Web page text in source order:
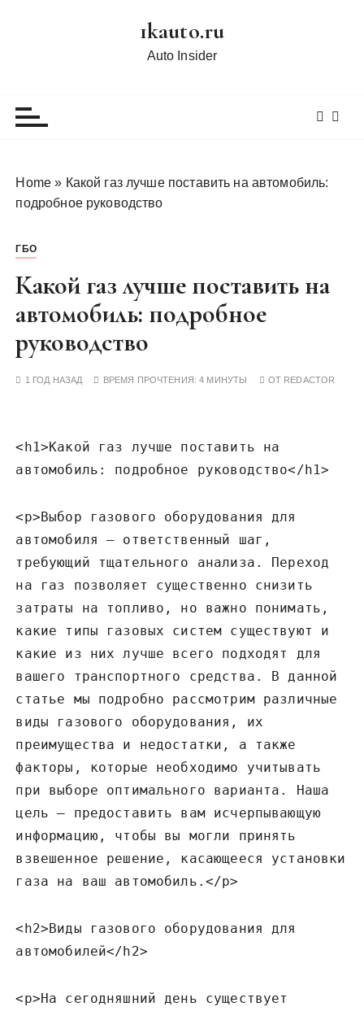
1kauto.ru
Auto Insider
Home » Какой газ лучше поставить на автомобиль:
подробное руководство
ГБО
Какой газ лучше поставить на
автомобиль: подробное
руководство
1 ГОД НАЗАД ВРЕМЯ ПРОЧТЕНИЯ:4 МИНУТЫ ОТ REDACTOR
<h1>Какой газ лучше поставить на
автомобиль: подробное руководство</h1>
<p>Выбор газового оборудования для
автомобиля – ответственный шаг‚
требующий тщательного анализа. Переход
на газ позволяет существенно снизить
затраты на топливо‚ но важно понимать‚
какие типы газовых систем существуют и
какие из них лучше всего подходят для
вашего транспортного средства. В данной
статье мы подробно рассмотрим различные
виды газового оборудования‚ их
преимущества и недостатки‚ а также
факторы‚ которые необходимо учитывать
при выборе оптимального варианта. Наша
цель – предоставить вам исчерпывающую
информацию‚ чтобы вы могли принять
взвешенное решение‚ касающееся установки
газа на ваш автомобиль.</p>
<h2>Виды газового оборудования для
автомобилей</h2>
<p>На сегодняшний день существует